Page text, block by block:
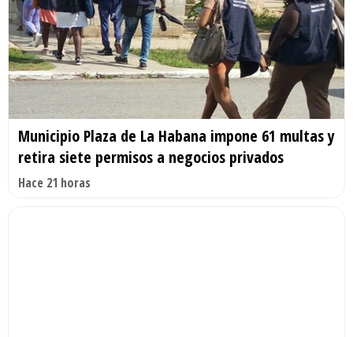
Municipio Plaza de La Habana impone 61 multas y
retira siete permisos a negocios privados
Hace 21 horas